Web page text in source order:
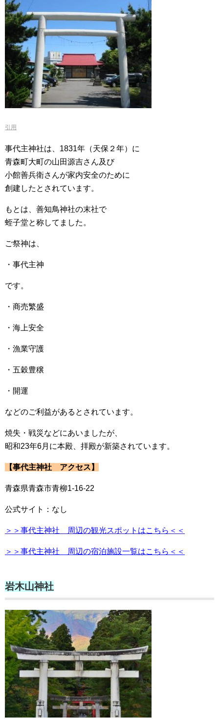
引用
事代主神社は、1831年（天保２年）に
青森町大町の山田源吉さん及び
小館善兵衛さんが家内安全のために
創建したとされています。
もとは、善知鳥神社の末社で
蛭子堂と称してました。
ご祭神は、
・事代主神
です。
・商売繁盛
・海上安全
・漁業守護
・五穀豊穣
・開運
などのご利益があるとされています。
焼失・戦災などにあいましたが、
昭和23年6月に本殿、拝殿が新築されています。
【事代主神社 アクセス】
青森県青森市青柳1-16-22
公式サイト：なし
＞＞事代主神社 周辺の観光スポットはこちら＜＜
＞＞事代主神社 周辺の宿泊施設一覧はこちら＜＜
岩木山神社